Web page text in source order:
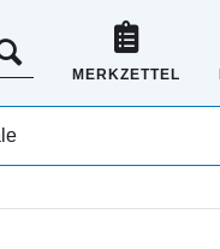
MERKZETTEL